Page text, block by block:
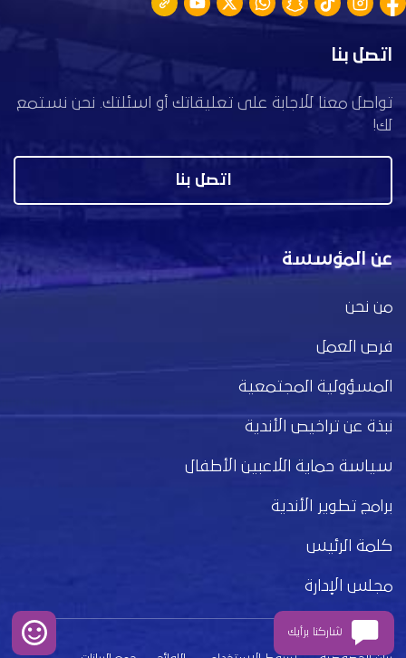
اتصل بنا
تواصل معنا للاجابة على تعليقاتك أو اسئلتك. نحن نستمع
لك!
اتصل بنا
عن المؤسسة
من نحن
فرص العمل
المسؤولية المجتمعية
نبذة عن تراخيص الأندية
سياسة حماية اللاعبين الأطفال
برامج تطوير الأندية
كلمة الرئيس
مجلس الإدارة
شاركنا برأيك